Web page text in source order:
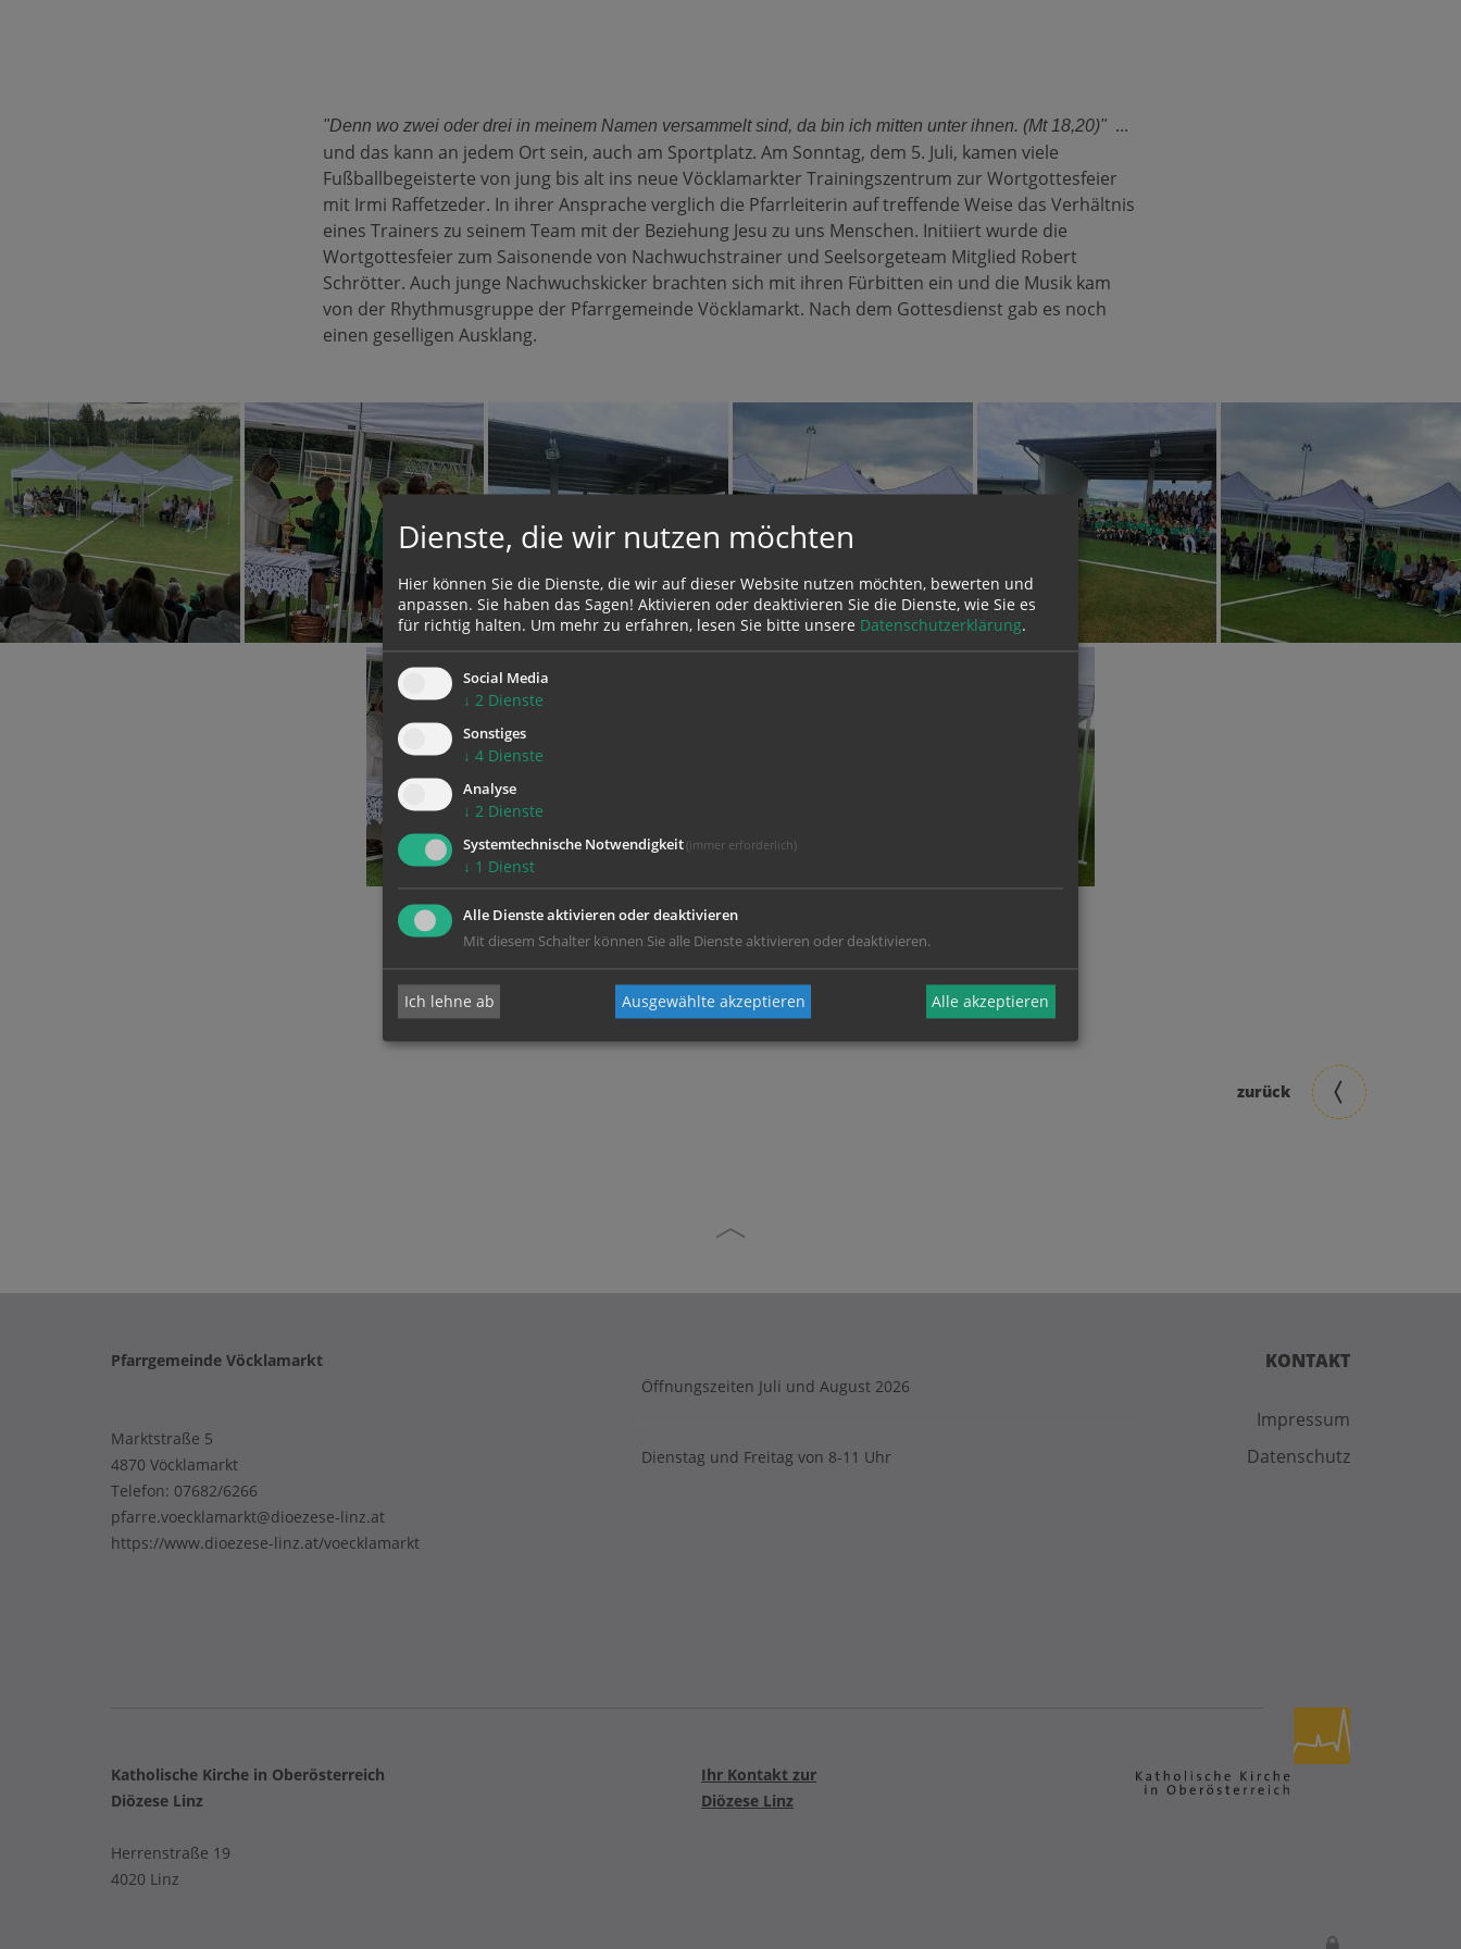
"Denn wo zwei oder drei in meinem Namen versammelt sind, da bin ich mitten unter ihnen. (Mt 18,20)" ...
und das kann an jedem Ort sein, auch am Sportplatz. Am Sonntag, dem 5. Juli, kamen viele
Fußballbegeisterte von jung bis alt ins neue Vöcklamarkter Trainingszentrum zur Wortgottesfeier
mit Irmi Raffetzeder. In ihrer Ansprache verglich die Pfarrleiterin auf treffende Weise das Verhältnis
eines Trainers zu seinem Team mit der Beziehung Jesu zu uns Menschen. Initiiert wurde die
Wortgottesfeier zum Saisonende von Nachwuchstrainer und Seelsorgeteam Mitglied Robert
Schrötter. Auch junge Nachwuchskicker brachten sich mit ihren Fürbitten ein und die Musik kam
von der Rhythmusgruppe der Pfarrgemeinde Vöcklamarkt. Nach dem Gottesdienst gab es noch
einen geselligen Ausklang.
zurück
KONTAKT
Impressum
Datenschutz
Pfarrgemeinde Vöcklamarkt
Marktstraße 5
4870 Vöcklamarkt
Telefon: 07682/6266
pfarre.voecklamarkt@dioezese-linz.at
https://www.dioezese-linz.at/voecklamarkt
Öffnungszeiten Juli und August 2026
Dienstag und Freitag von 8-11 Uhr
Katholische Kirche in Oberösterreich
Diözese Linz
Herrenstraße 19
4020 Linz
Ihr Kontakt zur
Diözese Linz
Dienste, die wir nutzen möchten
Hier können Sie die Dienste, die wir auf dieser Website nutzen möchten, bewerten und
anpassen. Sie haben das Sagen! Aktivieren oder deaktivieren Sie die Dienste, wie Sie es
für richtig halten. Um mehr zu erfahren, lesen Sie bitte unsere Datenschutzerklärung.
Social Media
↓ 2 Dienste
Sonstiges
↓ 4 Dienste
Analyse
↓ 2 Dienste
Systemtechnische Notwendigkeit (immer erforderlich)
↓ 1 Dienst
Alle Dienste aktivieren oder deaktivieren
Mit diesem Schalter können Sie alle Dienste aktivieren oder deaktivieren.
Ich lehne ab Ausgewählte akzeptieren Alle akzeptieren